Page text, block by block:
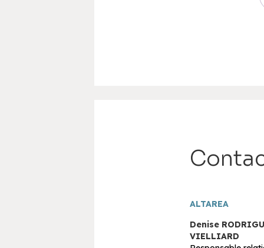
ALTAREA
Denise
VIELLIARD